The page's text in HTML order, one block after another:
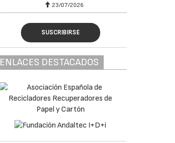
23/07/2026
SUSCRIBIRSE
ENLACES DESTACADOS